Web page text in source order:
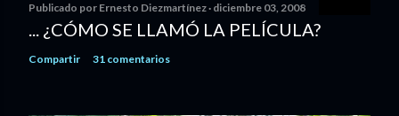
Publicado por Ernesto Diezmartínez diciembre 03, 2008
... ¿CÓMO SE LLAMÓ LA PELÍCULA?
Compartir 31 comentarios